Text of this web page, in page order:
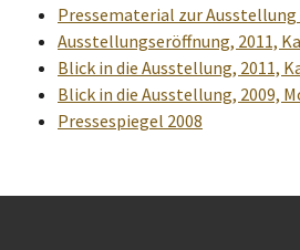
Pressematerial zur Ausstellung
Ausstellungseröffnung, 2011,
Blick in die Ausstellung, 2011,
Blick in die Ausstellung, 2009,
Pressespiegel 2008